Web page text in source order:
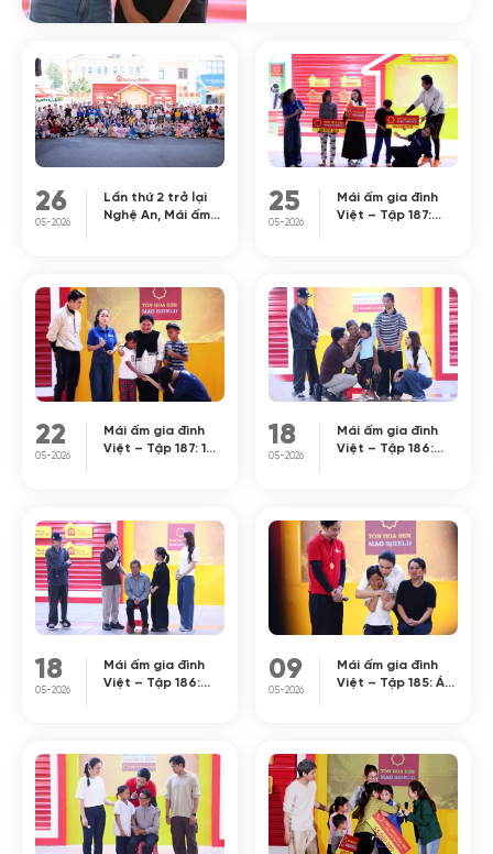
viên Vĩnh Đam. Các
chứng kiến hoàn cảnh
của các em nhỏ sớm
thiếu [...]
26
05-2026
Lần thứ 2 trở lại
Nghệ An, Mái ấm
thương tại Bắc
Trung Bộ
25
05-2026
Mái ấm gia đình
Việt – Tập 187:
biết mặt cha
khiến Ốc Thanh
Vân, GiGi Hương
Giang nghẹn
ngào
22
05-2026
Mái ấm gia đình
Việt – Tập 187: 16
chuyện khiến
nhiều người xót xa
18
05-2026
Mái ấm gia đình
Việt – Tập 186:
khiến MC Đại
Nghĩa bật khóc
trên sóng truyền
hình
18
05-2026
Mái ấm gia đình
Việt – Tập 186:
cảnh cô bé trò
chuyện cùng di
ảnh mẹ
09
05-2026
Mái ấm gia đình
Việt – Tập 185: Á
gái mới sinh chưa
được 1 tháng tuổi